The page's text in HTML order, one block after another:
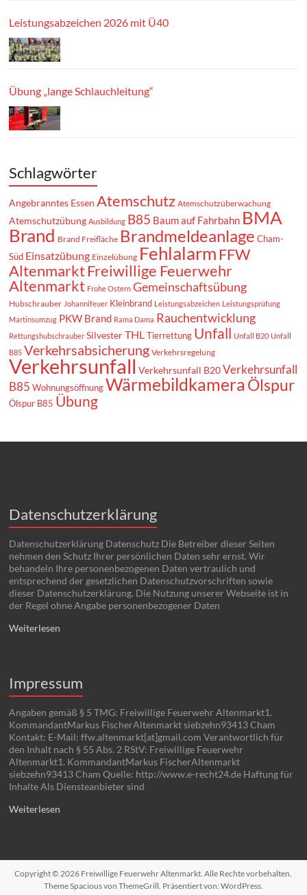
Leistungsabzeichen 2026 mit Ü40
Übung „lange Schlauchleitung“
Schlagwörter
Angebranntes Essen Atemschutz Atemschutzüberwachung
Atemschutzübung Ausbildung B85 Baum auf Fahrbahn BMA
Brand Brand Freifläche Brandmeldeanlage Cham-
Süd Einsatzübung Einzelübung Fehlalarm FFW
AltenmarktFreiwillige Feuerwehr
Altenmarkt Frohe Ostern Gemeinschaftsübung
Hubschrauber Johannifeuer Kleinbrand Leistungsabzeichen Leistungsprüfung
Martinsumzug PKW Brand Rama Dama Rauchentwicklung
Rettungshubschrauber Silvester THL Tierrettung Unfall Unfall B20 Unfall
B85 Verkehrsabsicherung Verkehrsregelung
Verkehrsunfall Verkehrsunfall B20 Verkehrsunfall
B85 Wohnungsöffnung WärmebildkameraÖlspur
Ölspur B85 Übung
Datenschutzerklärung
Datenschutzerklärung Datenschutz Die Betreiber dieser Seiten
nehmen den Schutz Ihrer persönlichen Daten sehr ernst. Wir
behandeln Ihre personenbezogenen Daten vertraulich und
entsprechend der gesetzlichen Datenschutzvorschriften sowie
dieser Datenschutzerklärung. Die Nutzung unserer Webseite ist in
der Regel ohne Angabe personenbezogener Daten
Weiterlesen
Impressum
Angaben gemäß § 5 TMG: Freiwillige Feuerwehr Altenmarkt1.
KommandantMarkus FischerAltenmarkt siebzehn93413 Cham
Kontakt: E-Mail: ffw.altenmarkt[at]gmail.com Verantwortlich für
den Inhalt nach § 55 Abs. 2 RStV: Freiwillige Feuerwehr
Altenmarkt1. KommandantMarkus FischerAltenmarkt
siebzehn93413 Cham Quelle: http://www.e-recht24.de Haftung für
Inhalte Als Diensteanbieter sind
Weiterlesen
Copyright © 2026 Freiwillige Feuerwehr Altenmarkt . Alle Rechte vorbehalten.
ThemeSpaciousvon ThemeGrill. Präsentiert von: WordPress.